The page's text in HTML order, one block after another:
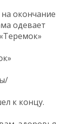
окончание
одевает
к концу.